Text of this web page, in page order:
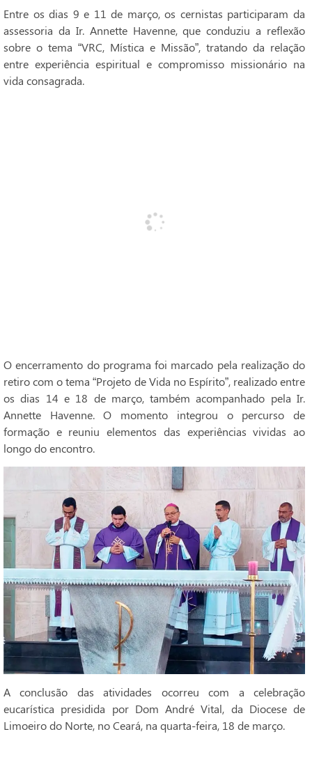
Entre os dias 9 e 11 de março, os cernistas participaram da
assessoria da Ir. Annette Havenne, que conduziu a reflexão
sobre o tema “VRC, Mística e Missão”, tratando da relação
entre experiência espiritual e compromisso missionário na
vida consagrada.
O encerramento do programa foi marcado pela realização do
retiro com o tema “Projeto de Vida no Espírito”, realizado entre
os dias 14 e 18 de março, também acompanhado pela Ir.
Annette Havenne. O momento integrou o percurso de
formação e reuniu elementos das experiências vividas ao
longo do encontro.
A conclusão das atividades ocorreu com a celebração
eucarística presidida por Dom André Vital, da Diocese de
Limoeiro do Norte, no Ceará, na quarta-feira, 18 de março.